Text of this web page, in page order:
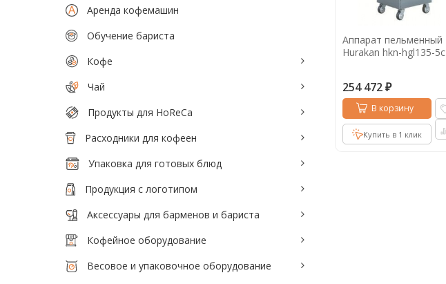
Аксессуары для барменов и бариста
Кофейное оборудование
Весовое и упаковочное оборудование
Кондитерское и хлебопекарное
Кулеры и помпы для воды
Мясопереработка
Нейтральное оборудование
Оборудование для Fast и Street food
Посудомоечное оборудование
Санитарно-гигиеническое
Кофе в капсулах Акция
Кофе в дрип пакетах
Кофе для вендинга
Кофе сублимированный
Аппарат пельменный
Hurakan hkn-hgl135-5c
254 472 ₽
В корзину
Купить в 1 клик
Аренда кофемашин
Обучение бариста
Кофе
Чай
Продукты для HoReCa
Расходники для кофеен
Упаковка для готовых блюд
Продукция с логотипом
Аксессуары для барменов и бариста
Кофейное оборудование
Весовое и упаковочное оборудование